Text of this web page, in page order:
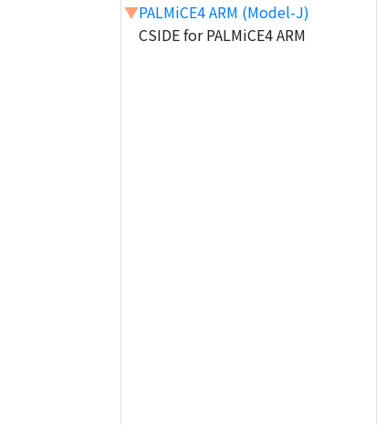
▼PALMiCE4 ARM (Model-J)
CSIDE for PALMiCE4 ARM